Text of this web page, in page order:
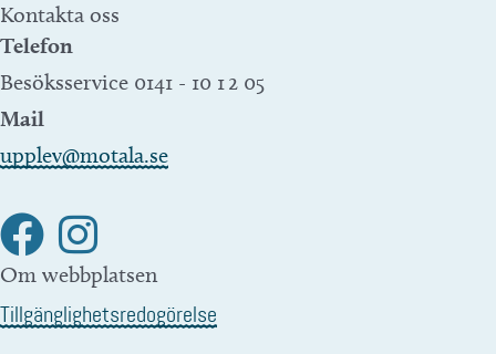
Kontakta oss
Telefon
Besöksservice 0141 - 10 1 2 05
Mail
upplev@motala.se
Om webbplatsen
Tillgänglighetsredogörelse